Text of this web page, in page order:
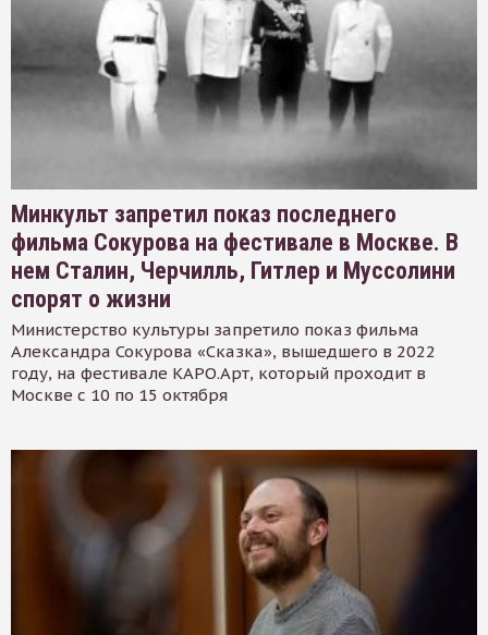
Минкульт запретил показ последнего
фильма Сокурова на фестивале в Москве. В
нем Сталин, Черчилль, Гитлер и Муссолини
спорят о жизни
Министерство культуры запретило показ фильма
Александра Сокурова «Сказка», вышедшего в 2022
году, на фестивале КАРО.Арт, который проходит в
Москве с 10 по 15 октября